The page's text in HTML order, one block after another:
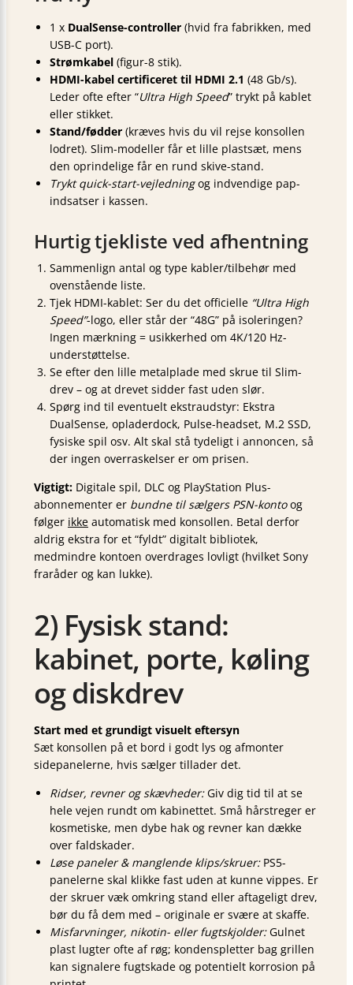
1 x DualSense-controller (hvid fra fabrikken, med
USB-C port).
Strømkabel (figur-8 stik).
HDMI-kabel certificeret til HDMI 2.1 (48 Gb/s).
Leder ofte efter “Ultra High Speed” trykt på kablet
eller stikket.
Stand/fødder (kræves hvis du vil rejse konsollen
lodret). Slim-modeller får et lille plastsæt, mens
den oprindelige får en rund skive-stand.
Trykt quick-start-vejledningog indvendige pap-
indsatser i kassen.
Hurtig tjekliste ved afhentning
Sammenlign antal og type kabler/tilbehør med
ovenstående liste.
Tjek HDMI-kablet: Ser du det officielle “Ultra High
Speed”-logo, eller står der “48G” på isoleringen?
Ingen mærkning = usikkerhed om 4K/120 Hz-
understøttelse.
Se efter den lille metalplade med skrue til Slim-
drev – og at drevet sidder fast uden slør.
Spørg ind til eventuelt ekstraudstyr: Ekstra
DualSense, opladerdock, Pulse-headset, M.2 SSD,
fysiske spil osv. Alt skal stå tydeligt i annoncen, så
der ingen overraskelser er om prisen.
Vigtigt: Digitale spil, DLC og PlayStation Plus-
abonnementer er bundne til sælgers PSN-kontoog
følger ikke automatisk med konsollen. Betal derfor
aldrig ekstra for et “fyldt” digitalt bibliotek,
medmindre kontoen overdrages lovligt (hvilket Sony
fraråder og kan lukke).
2) Fysisk stand:
kabinet, porte, køling
og diskdrev
Start med et grundigt visuelt eftersyn
Sæt konsollen på et bord i godt lys og afmonter
sidepanelerne, hvis sælger tillader det.
Ridser, revner og skævheder:Giv dig tid til at se
hele vejen rundt om kabinettet. Små hårstreger er
kosmetiske, men dybe hak og revner kan dække
over faldskader.
Løse paneler & manglende klips/skruer:PS5-
panelerne skal klikke fast uden at kunne vippes. Er
der skruer væk omkring stand eller aftageligt drev,
bør du få dem med – originale er svære at skaffe.
Misfarvninger, nikotin- eller fugtskjolder:Gulnet
plast lugter ofte af røg; kondenspletter bag grillen
kan signalere fugtskade og potentielt korrosion på